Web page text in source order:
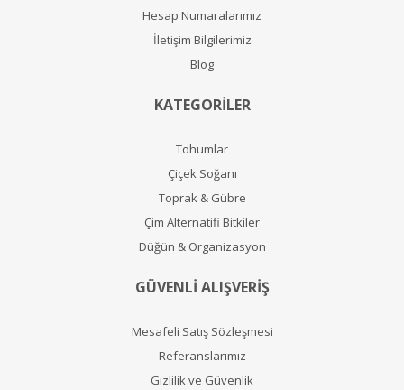
Hesap Numaralarımız
İletişim Bilgilerimiz
Blog
KATEGORİLER
Tohumlar
Çiçek Soğanı
Toprak & Gübre
Çim Alternatifi Bitkiler
Düğün & Organizasyon
GÜVENLİ ALIŞVERİŞ
Mesafeli Satış Sözleşmesi
Referanslarımız
Gizlilik ve Güvenlik